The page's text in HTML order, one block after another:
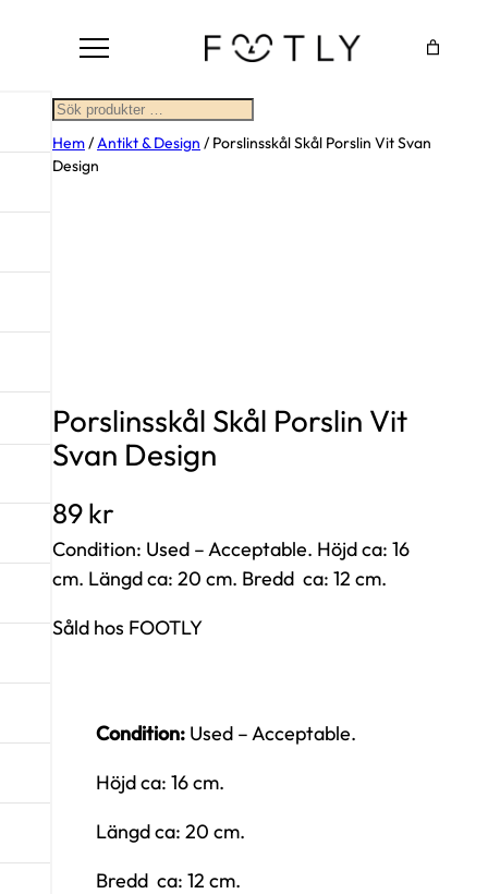
Sök
Hem / Antikt & Design / Porslinsskål Skål Porslin Vit Svan
Design
Porslinsskål Skål Porslin Vit
Svan Design
89kr
Condition: Used – Acceptable. Höjd ca: 16
cm. Längd ca: 20 cm. Bredd ca: 12 cm.
Såld hos FOOTLY
Condition: Used – Acceptable.
Höjd ca: 16 cm.
Längd ca: 20 cm.
Bredd ca: 12 cm.